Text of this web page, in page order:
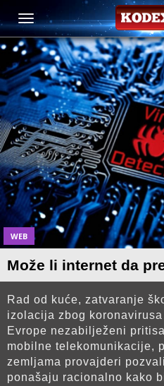
WEB
Može li internet da
Rad od kuće, zatvaranje
izolacija zbog
Evrope nezabilježeni
mobilne telekomunikacije,
zemljama provajderi
ponašaju racionalno kako